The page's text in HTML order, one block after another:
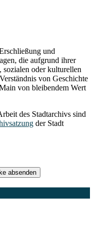
und
die aufgrund ihrer
oder kulturellen
von Geschichte
von bleibendem Wert
des Stadtarchivs sind
der Stadt
absenden